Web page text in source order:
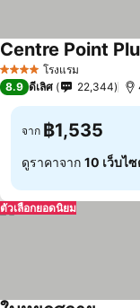
4 ดาว โรงแรม
Centre Point
8.9 ดีเลิศ 22,344
จาก ฿1,535
ดูราคาจาก 10 เว็บไ
ตัวเลือกยอดนิยม